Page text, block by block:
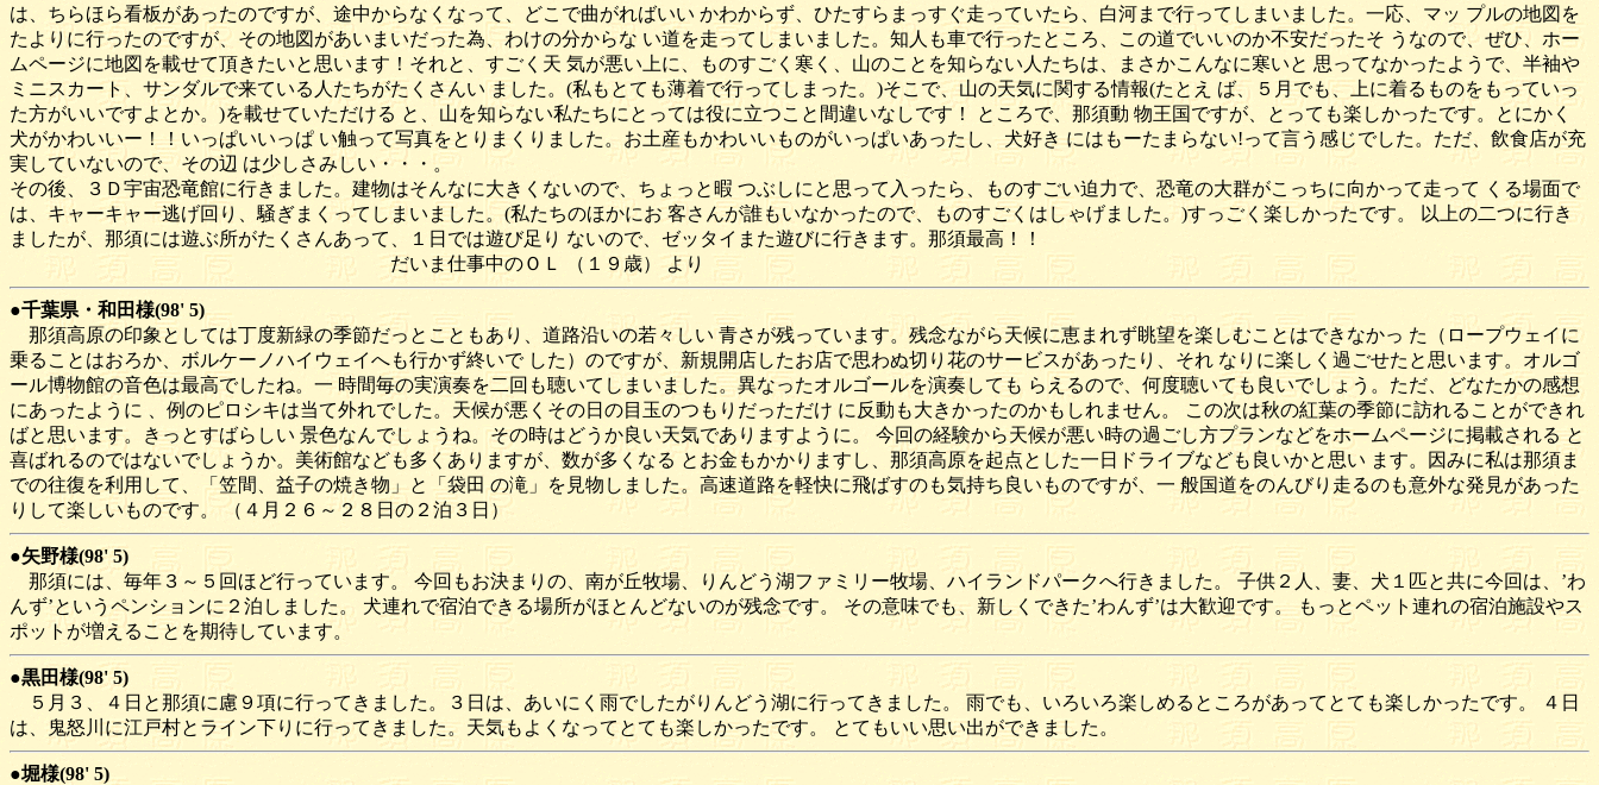
は、ちらほら看板があったのですが、途中からなくなって、どこで曲がればいい かわからず、ひたすらまっすぐ走っていたら、白河まで行ってしまいました。一応、マッ プルの地図を
たよりに行ったのですが、その地図があいまいだった為、わけの分からな い道を走ってしまいました。知人も車で行ったところ、この道でいいのか不安だったそ うなので、ぜひ、ホー
ムページに地図を載せて頂きたいと思います！それと、すごく天 気が悪い上に、ものすごく寒く、山のことを知らない人たちは、まさかこんなに寒いと 思ってなかったようで、半袖や
ミニスカート、サンダルで来ている人たちがたくさんい ました。(私もとても薄着で行ってしまった。)そこで、山の天気に関する情報(たとえ ば、５月でも、上に着るものをもっていっ
た方がいいですよとか。)を載せていただける と、山を知らない私たちにとっては役に立つこと間違いなしです！ ところで、那須動 物王国ですが、とっても楽しかったです。とにかく
犬がかわいいー！！いっぱいいっぱ い触って写真をとりまくりました。お土産もかわいいものがいっぱいあったし、犬好き にはもーたまらない!って言う感じでした。ただ、飲食店が充
実していないので、その辺 は少しさみしい・・・。
その後、３Ｄ宇宙恐竜館に行きました。建物はそんなに大きくないので、ちょっと暇 つぶしにと思って入ったら、ものすごい迫力で、恐竜の大群がこっちに向かって走って くる場面で
は、キャーキャー逃げ回り、騒ぎまくってしまいました。(私たちのほかにお 客さんが誰もいなかったので、ものすごくはしゃげました。)すっごく楽しかったです。 以上の二つに行き
ましたが、那須には遊ぶ所がたくさんあって、１日では遊び足り ないので、ゼッタイまた遊びに行きます。那須最高！！
だいま仕事中のＯＬ （１９歳） より
●千葉県・和田様(98' 5)
那須高原の印象としては丁度新緑の季節だっとこともあり、道路沿いの若々しい 青さが残っています。残念ながら天候に恵まれず眺望を楽しむことはできなかっ た（ロープウェイに
乗ることはおろか、ボルケーノハイウェイへも行かず終いで した）のですが、新規開店したお店で思わぬ切り花のサービスがあったり、それ なりに楽しく過ごせたと思います。オルゴ
ール博物館の音色は最高でしたね。一 時間毎の実演奏を二回も聴いてしまいました。異なったオルゴールを演奏しても らえるので、何度聴いても良いでしょう。ただ、どなたかの感想
にあったように 、例のピロシキは当て外れでした。天候が悪くその日の目玉のつもりだっただけ に反動も大きかったのかもしれません。 この次は秋の紅葉の季節に訪れることができれ
ばと思います。きっとすばらしい 景色なんでしょうね。その時はどうか良い天気でありますように。 今回の経験から天候が悪い時の過ごし方プランなどをホームページに掲載される と
喜ばれるのではないでしょうか。美術館なども多くありますが、数が多くなる とお金もかかりますし、那須高原を起点とした一日ドライブなども良いかと思い ます。因みに私は那須ま
での往復を利用して、「笠間、益子の焼き物」と「袋田 の滝」を見物しました。高速道路を軽快に飛ばすのも気持ち良いものですが、一 般国道をのんびり走るのも意外な発見があった
りして楽しいものです。 （４月２６～２８日の２泊３日）
●矢野様(98' 5)
那須には、毎年３～５回ほど行っています。 今回もお決まりの、南が丘牧場、りんどう湖ファミリー牧場、ハイランドパークへ行きました。 子供２人、妻、犬１匹と共に今回は、’わ
んず’というペンションに２泊しました。 犬連れで宿泊できる場所がほとんどないのが残念です。 その意味でも、新しくできた’わんず’は大歓迎です。 もっとペット連れの宿泊施設やス
ポットが増えることを期待しています。
●黒田様(98' 5)
５月３、４日と那須に慮９項に行ってきました。３日は、あいにく雨でしたがりんどう湖に行ってきました。 雨でも、いろいろ楽しめるところがあってとても楽しかったです。 ４日
は、鬼怒川に江戸村とライン下りに行ってきました。天気もよくなってとても楽しかったです。 とてもいい思い出ができました。
●堀様(98' 5)